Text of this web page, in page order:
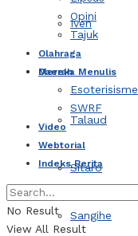
Iven
Daerah
Talaud
Sitaro
Sangihe
Opini
Tajuk
Olahraga
Mereka Menulis
Esoterisisme
SWRF
Video
Webtorial
Indeks Berita
No Result
View All Result